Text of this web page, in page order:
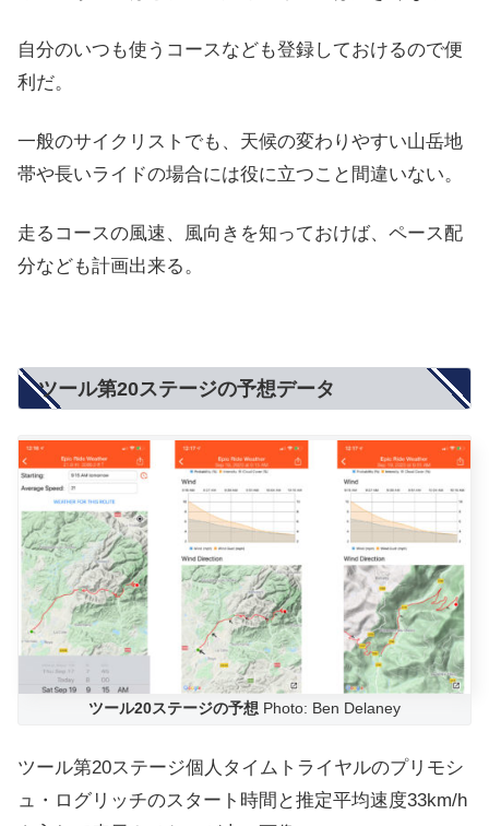
自分のいつも使うコースなども登録しておけるので便
利だ。
一般のサイクリストでも、天候の変わりやすい山岳地
帯や長いライドの場合には役に立つこと間違いない。
走るコースの風速、風向きを知っておけば、ペース配
分なども計画出来る。
ツール第20ステージの予想データ
ツール20ステージの予想 Photo: Ben Delaney
ツール第20ステージ個人タイムトライヤルのプリモシ
ュ・ログリッチのスタート時間と推定平均速度33km/h